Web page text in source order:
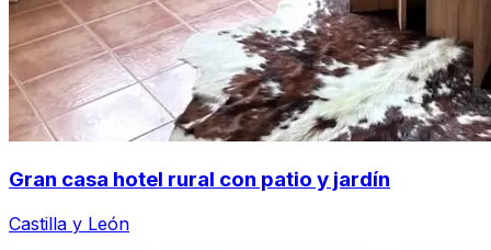
Gran casa hotel rural con patio y jardín
Castilla y León